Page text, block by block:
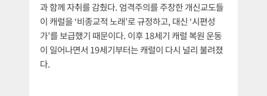
과 함께 자취를 감췄다. 엄격주의를 주창한 개신교도들
이 캐럴을 ‘비종교적 노래’로 규정하고, 대신 ‘시편성
가’를 보급했기 때문이다. 이후 18세기 캐럴 복원 운동
이 일어나면서 19세기부터는 캐럴이 다시 널리 불려졌
다.